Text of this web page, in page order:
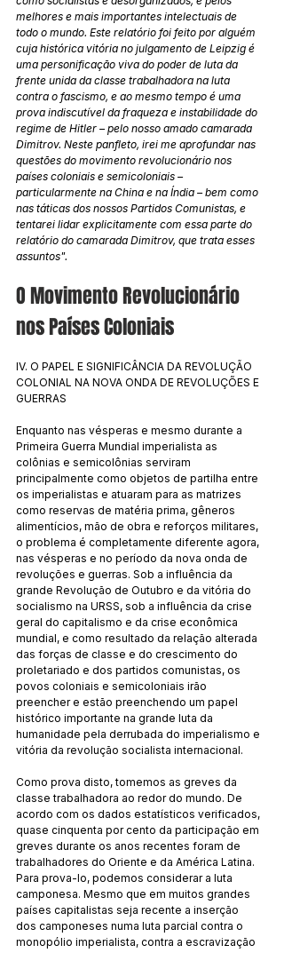
melhores e mais importantes intelectuais de
todo o mundo. Este relatório foi feito por alguém
cuja histórica vitória no julgamento de Leipzig é
uma personificação viva do poder de luta da
frente unida da classe trabalhadora na luta
contra o fascismo, e ao mesmo tempo é uma
prova indiscutível da fraqueza e instabilidade do
regime de Hitler – pelo nosso amado camarada
Dimitrov. Neste panfleto, irei me aprofundar nas
questões do movimento revolucionário nos
países coloniais e semicoloniais –
particularmente na China e na Índia – bem como
nas táticas dos nossos Partidos Comunistas, e
tentarei lidar explicitamente com essa parte do
relatório do camarada Dimitrov, que trata esses
assuntos".
O Movimento Revolucionário
nos Países Coloniais
IV. O PAPEL E SIGNIFICÂNCIA DA REVOLUÇÃO
COLONIAL NA NOVA ONDA DE REVOLUÇÕES E
GUERRAS
Enquanto nas vésperas e mesmo durante a
Primeira Guerra Mundial imperialista as
colônias e semicolônias serviram
principalmente como objetos de partilha entre
os imperialistas e atuaram para as matrizes
como reservas de matéria prima, gêneros
alimentícios, mão de obra e reforços militares,
o problema é completamente diferente agora,
nas vésperas e no período da nova onda de
revoluções e guerras. Sob a influência da
grande Revolução de Outubro e da vitória do
socialismo na URSS, sob a influência da crise
geral do capitalismo e da crise econômica
mundial, e como resultado da relação alterada
das forças de classe e do crescimento do
proletariado e dos partidos comunistas, os
povos coloniais e semicoloniais irão
preencher e estão preenchendo um papel
histórico importante na grande luta da
humanidade pela derrubada do imperialismo e
vitória da revolução socialista internacional.
Como prova disto, tomemos as greves da
classe trabalhadora ao redor do mundo. De
acordo com os dados estatísticos verificados,
quase cinquenta por cento da participação em
greves durante os anos recentes foram de
trabalhadores do Oriente e da América Latina.
Para prova-lo, podemos considerar a luta
camponesa. Mesmo que em muitos grandes
países capitalistas seja recente a inserção
dos camponeses numa luta parcial contra o
monopólio imperialista, contra a escravização